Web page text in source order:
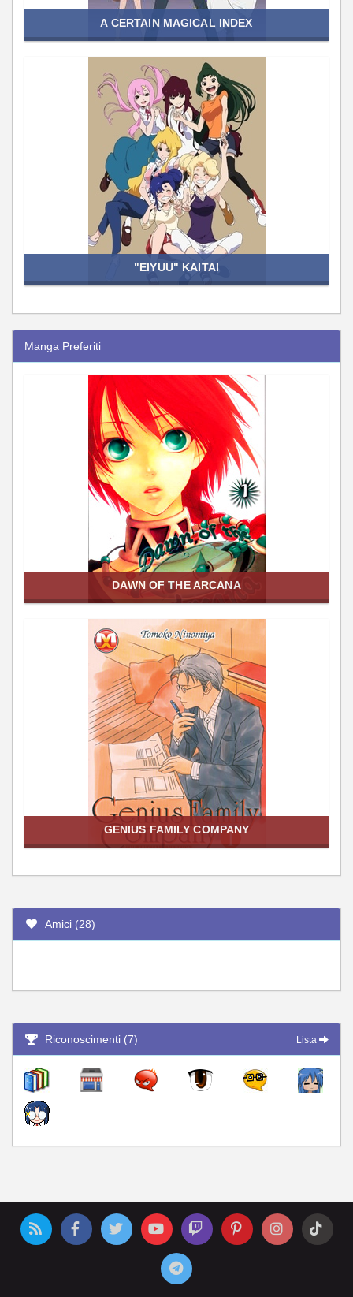
A CERTAIN MAGICAL INDEX
"EIYUU" KAITAI
Manga Preferiti
DAWN OF THE ARCANA
GENIUS FAMILY COMPANY
Amici (28)
Riconoscimenti (7) Lista